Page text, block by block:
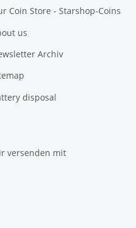
Coin Store - Starshop-Coins
us
Archiv
disposal
versenden mit